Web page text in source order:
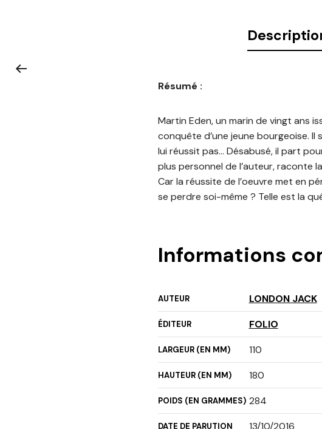
Résumé :
Martin Eden, un marin de vingt ans
conquête d’une jeune bourgeoise.
lui réussit pas… Désabusé, il part
plus personnel de l’auteur, raconte
Car la réussite de l’oeuvre met en
se perdre soi-même ? Telle est la
Informations
AUTEUR LONDON JACK
ÉDITEUR FOLIO
LARGEUR (EN MM) 110
HAUTEUR (EN MM) 180
POIDS (EN GRAMMES) 284
DATE DE PARUTION 13/10/2016